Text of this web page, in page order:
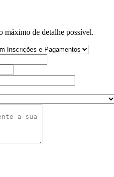
máximo de detalhe possível.